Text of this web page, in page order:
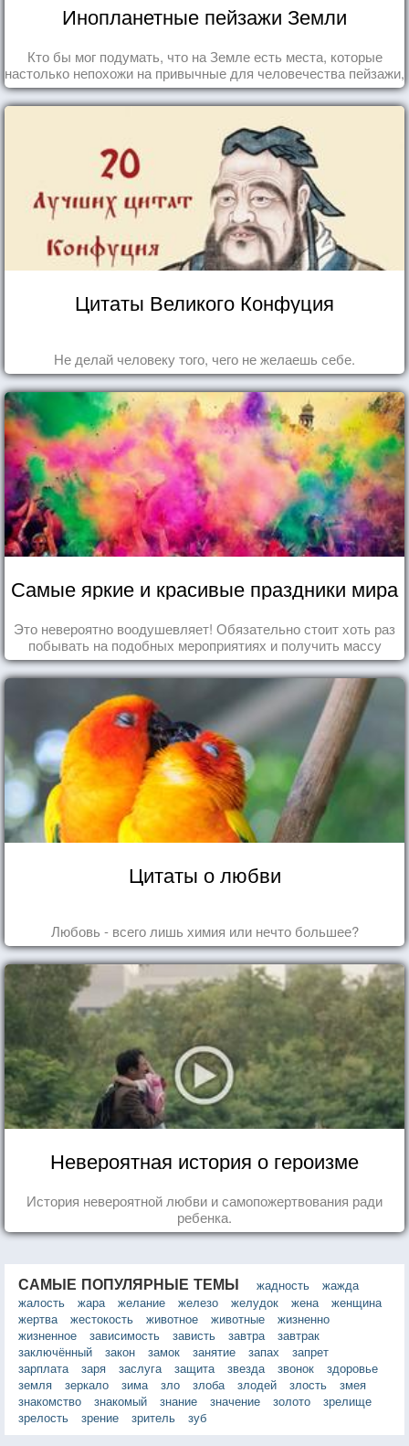
Инопланетные пейзажи Земли
Кто бы мог подумать, что на Земле есть места, которые
настолько непохожи на привычные для человечества пейзажи,
что кажутся и вовсе инопланетными!
Цитаты Великого Конфуция
Не делай человеку того, чего не желаешь себе.
Самые яркие и красивые праздники мира
Это невероятно воодушевляет! Обязательно стоит хоть раз
побывать на подобных мероприятиях и получить массу
впечатлений!
Цитаты о любви
Любовь - всего лишь химия или нечто большее?
Невероятная история о героизме
История невероятной любви и самопожертвования ради
ребенка.
САМЫЕ ПОПУЛЯРНЫЕ ТЕМЫ жадность
жажда
жалость
жара желание железо желудок жена
женщина
жертва
жестокость животное животные
жизненно
жизненное
зависимость зависть завтра
завтрак
заключённый
закон замок занятие запах
запрет
зарплата
заря заслуга защита звезда звонок
здоровье
земля
зеркало зима зло злоба злодей злость
змея
знакомство
знакомый знание значение золото
зрелище
зрелость
зрение зритель зуб